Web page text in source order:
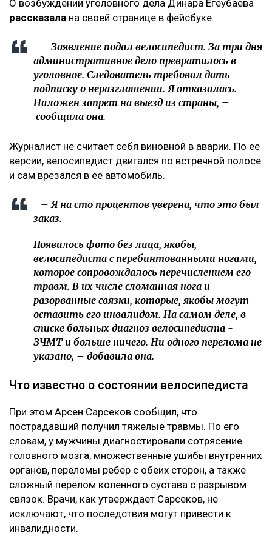
О возбуждении уголовного дела Динара Егеубаева
рассказала на своей странице в фейсбуке.
– Заявление подал велосипедист. За три дня
административное дело превратилось в
уголовное. Следователь требовал дать
подписку о неразглашении. Я отказалась.
Наложен запрет на выезд из страны, –
сообщила она.
Журналист не считает себя виновной в аварии. По ее
версии, велосипедист двигался по встречной полосе
и сам врезался в ее автомобиль.
– Я на сто процентов уверена, что это был
заказ.
Появилось фото без лица, якобы,
велосипедиста с перебинтованными ногами,
которое сопровождалось перечислением его
травм. В их числе сломанная нога и
разорванные связки, которые, якобы могут
оставить его инвалидом. На самом деле, в
списке больных диагноз велосипедиста -
ЗЧМТ и больше ничего. Ни одного перелома не
указано, – добавила она.
Что известно о состоянии велосипедиста
При этом Арсен Сарсеков сообщил, что
пострадавший получил тяжелые травмы. По его
словам, у мужчины диагностировали сотрясение
головного мозга, множественные ушибы внутренних
органов, переломы ребер с обеих сторон, а также
сложный перелом коленного сустава с разрывом
связок. Врачи, как утверждает Сарсеков, не
исключают, что последствия могут привести к
инвалидности.